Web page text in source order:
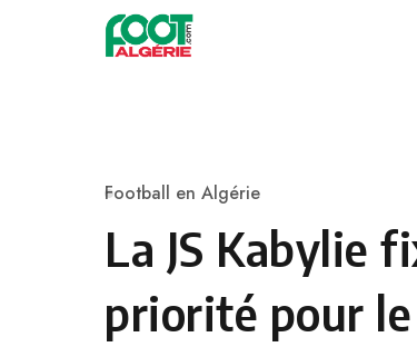
Skip to content
Category
Football en Algérie
La JS Kabylie
priorité pour